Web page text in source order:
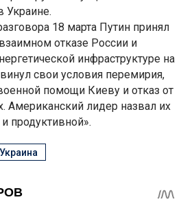
Украине.
18 марта Путин принял
отказе России и
инфраструктуре на
свои условия перемирия,
помощи Киеву и отказ от
Американский лидер назвал их
продуктивной».
Украина